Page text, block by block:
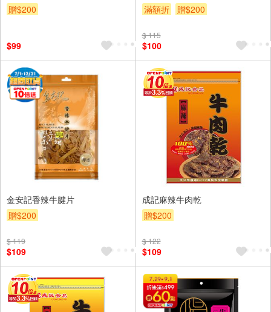
贈$200
$99
滿額折
贈$200
$ 115
$100
金安記香辣牛腱片
贈$200
$ 119
$109
成記麻辣牛肉乾
贈$200
$ 122
$109